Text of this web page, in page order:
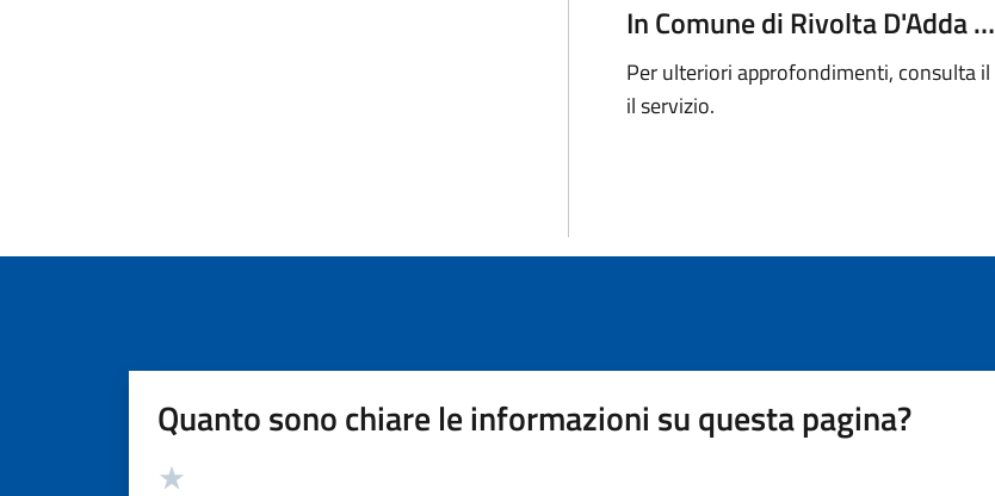
In Comune di Rivolta D'Adda …
Per ulteriori approfondimenti, consulta il
il servizio.
Quanto sono chiare le informazioni su questa pagina?
Valutazione